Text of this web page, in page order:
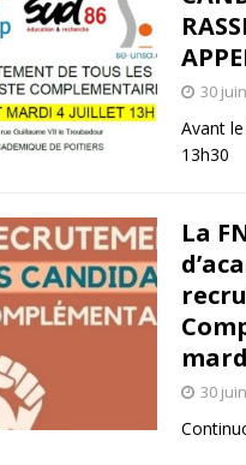
30
Avant
13h30
La
30